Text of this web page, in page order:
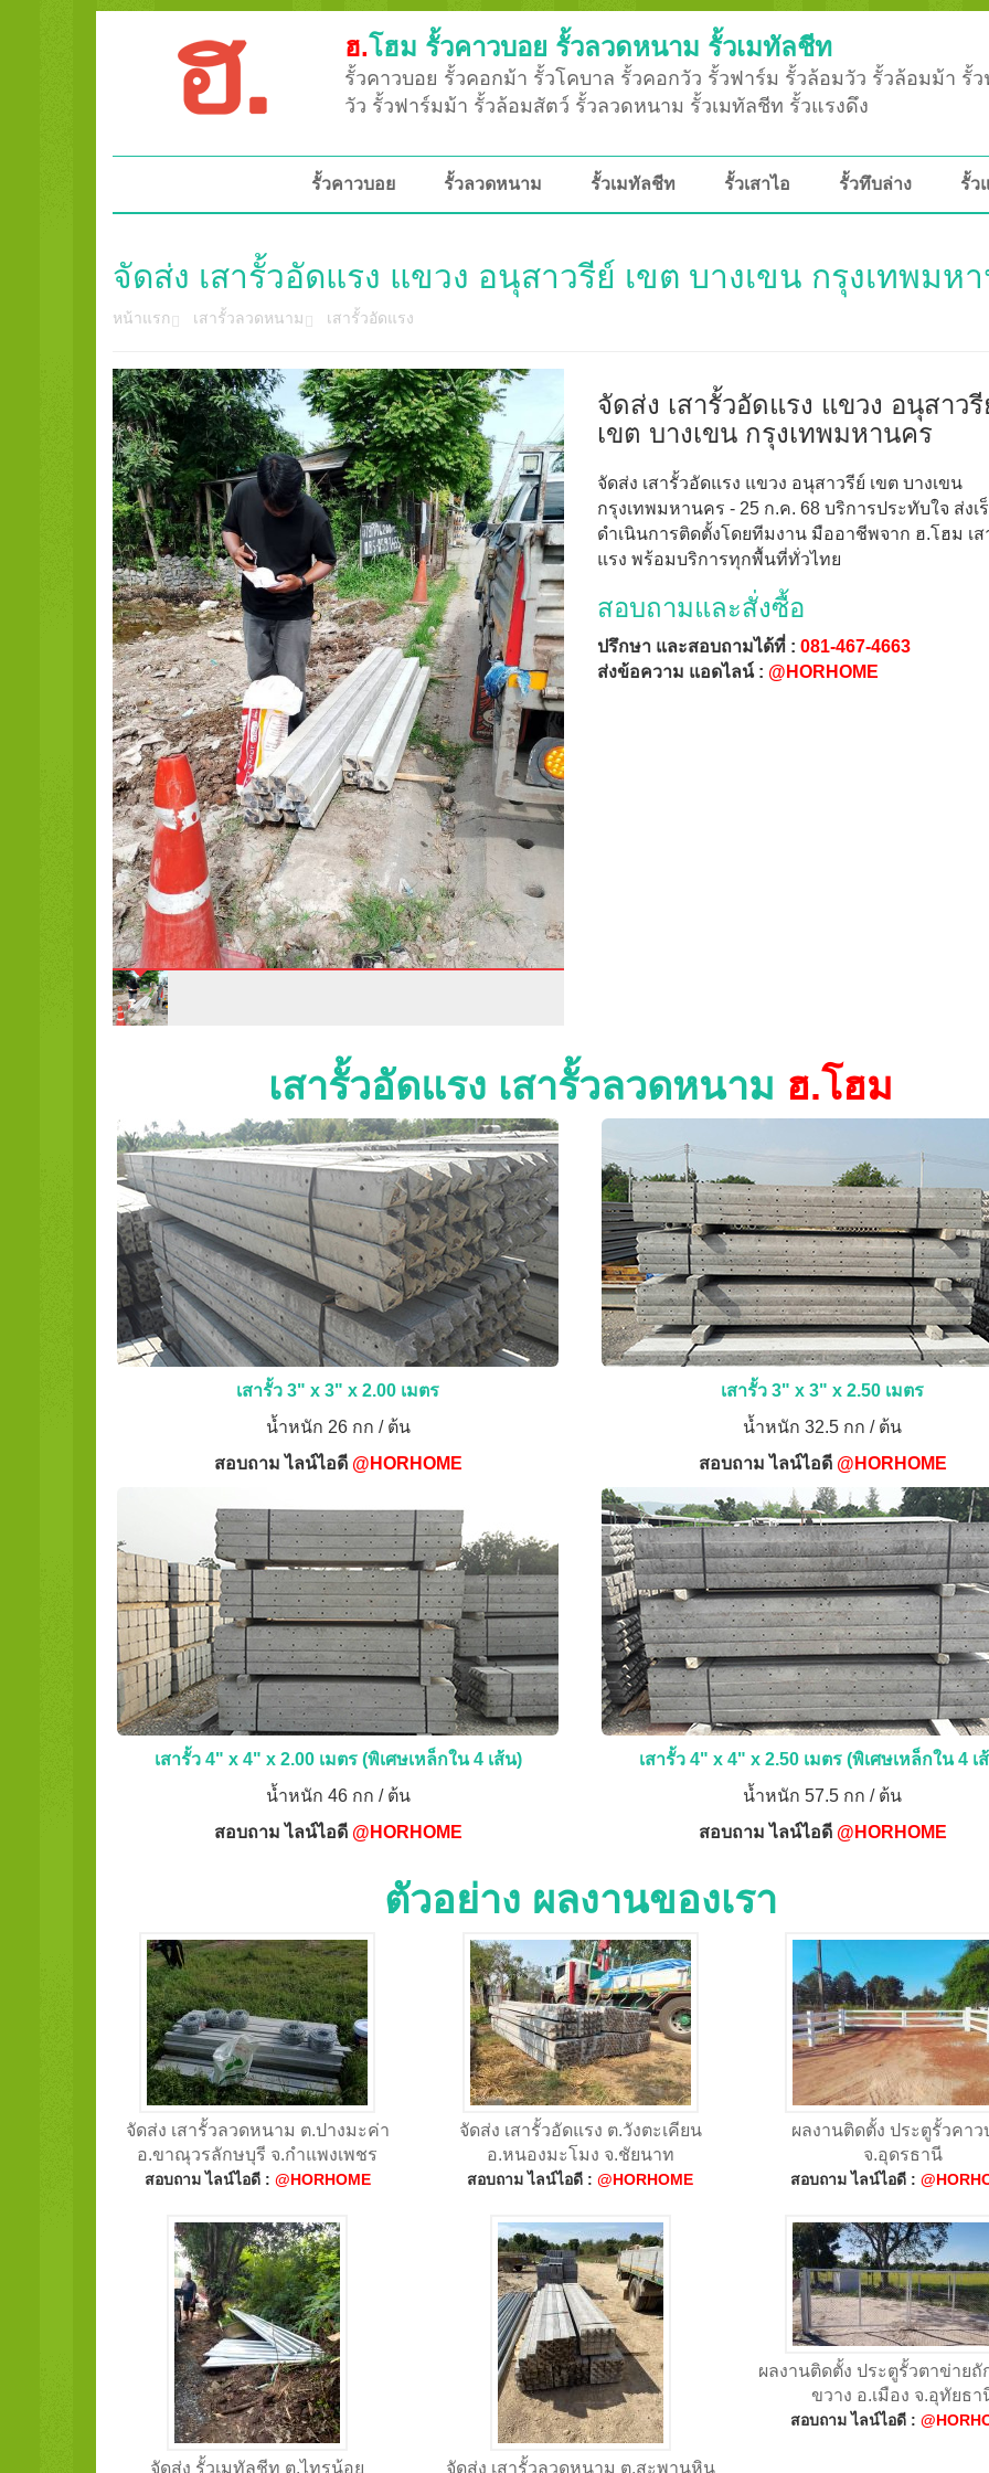
ฮ.โฮม รั้วคาวบอย รั้วลวดหนาม รั้วเมทัลชีท
รั้วคาวบอย รั้วคอกม้า รั้วโคบาล รั้วคอกวัว รั้วฟาร์ม รั้วล้อมวัว รั้วล้อมม้า รั้
วัว รั้วฟาร์มม้า รั้วล้อมสัตว์ รั้วลวดหนาม รั้วเมทัลชีท รั้วแรงดึง
รั้วคาวบอย รั้วลวดหนาม รั้วเมทัลชีท รั้วเสาไอ รั้วทึบล่าง รั้ว
จัดส่ง เสารั้วอัดแรง แขวง อนุสาวรีย์ เขต บางเขน กรุงเทพมห
หน้าแรก เสารั้วลวดหนาม เสารั้วอัดแรง
จัดส่ง เสารั้วอัดแรง แขวง อนุสาวรี
เขต บางเขน กรุงเทพมหานคร
จัดส่ง เสารั้วอัดแรง แขวง อนุสาวรีย์ เขต บางเขน
กรุงเทพมหานคร - 25 ก.ค. 68 บริการประทับใจ ส่งเ
ดำเนินการติดตั้งโดยทีมงาน มืออาชีพจาก ฮ.โฮม เส
แรง พร้อมบริการทุกพื้นที่ทั่วไทย
สอบถามและสั่งซื้อ
ปรึกษา และสอบถามได้ที่ : 081-467-4663
ส่งข้อความ แอดไลน์ : @HORHOME
เสารั้วอัดแรง เสารั้วลวดหนาม ฮ.โฮม
เสารั้ว 3" x 3" x 2.00 เมตร
น้ำหนัก 26 กก / ต้น
สอบถาม ไลน์ไอดี @HORHOME
เสารั้ว 3" x 3" x 2.50 เมตร
น้ำหนัก 32.5 กก / ต้น
สอบถาม ไลน์ไอดี @HORHOME
เสารั้ว 4" x 4" x 2.00 เมตร (พิเศษเหล็กใน 4 เส้น)
น้ำหนัก 46 กก / ต้น
สอบถาม ไลน์ไอดี @HORHOME
เสารั้ว 4" x 4" x 2.50 เมตร (พิเศษเหล็กใน 4 เ
น้ำหนัก 57.5 กก / ต้น
สอบถาม ไลน์ไอดี @HORHOME
ตัวอย่าง ผลงานของเรา
จัดส่ง เสารั้วลวดหนาม ต.ปางมะค่า
อ.ขาณุวรลักษบุรี จ.กำแพงเพชร
สอบถาม ไลน์ไอดี : @HORHOME
จัดส่ง เสารั้วอัดแรง ต.วังตะเคียน
อ.หนองมะโมง จ.ชัยนาท
สอบถาม ไลน์ไอดี :@HORHOME
ผลงานติดตั้ง ประตูรั้วคาว
จ.อุดรธานี
สอบถาม ไลน์ไอดี :
จัดส่ง รั้วเมทัลชีท ต.ไทรน้อย จัดส่ง เสารั้วลวดหนาม ต.สะพานหิน
ผลงานติดตั้ง ประตูรั้วตาข่าย
ขวาง อ.เมือง จ.อุทัยธา
สอบถาม ไลน์ไอดี :